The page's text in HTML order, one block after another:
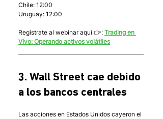
Chile: 12:00
Uruguay: 12:00
Regístrate al webinar aquí 👉: Trading en
Vivo: Operando activos volátiles
3. Wall Street cae debido
a los bancos centrales
Las acciones en Estados Unidos cayeron el